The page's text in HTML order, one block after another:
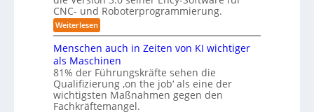
s
t
m
f
ü
r
R
i
n
r
ä
u
m
e
b
e
i
c
h
v
o
n
m
i
l
i
t
a
t
i
o
n
e
n
-
S
c
CNC- und Roboterprogrammierung.
Weiterlesen:
P
ä
s
e
n
t
a
Menschen auch in Zeiten von KI wichtiger
als Maschinen
81% der Führungskräfte sehen die
Qualifizierung ‚on the job‘ als eine der
wichtigsten Maßnahmen gegen den
Fachkräftemangel.